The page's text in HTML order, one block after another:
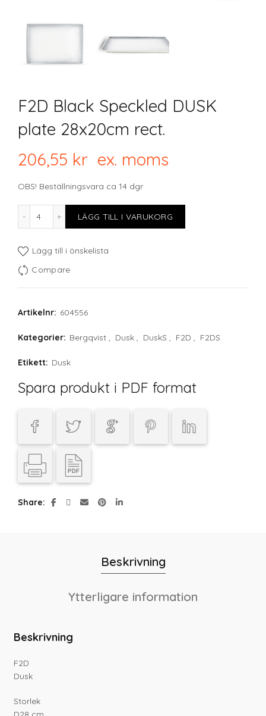
F2D Black Speckled DUSK
plate 28x20cm rect.
206,55 kr ex. moms
OBS! Beställningsvara ca 14 dgr
F2D Black Speckled DUSK plate 28x20cm rect. mängd
LÄGG TILL I VARUKORG
Lägg till i önskelista
Compare
Artikelnr: 604556
Kategorier: Bergqvist , Dusk , DuskS , F2D , F2DS
Etikett: Dusk
Spara produkt i PDF format
Share
Beskrivning
Ytterligare information
Beskrivning
F2D
Dusk
Storlek